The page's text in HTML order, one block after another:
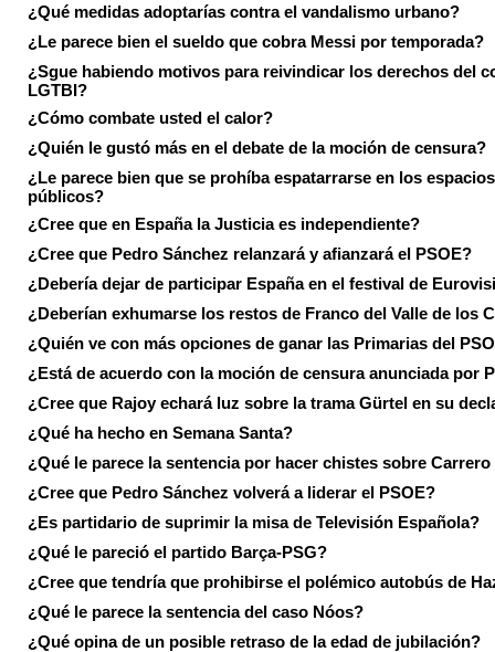
¿Qué medidas adoptarías contra el vandalismo urbano?
¿Le parece bien el sueldo que cobra Messi por temporada?
¿Sgue habiendo motivos para reivindicar los derechos del
LGTBI?
¿Cómo combate usted el calor?
¿Quién le gustó más en el debate de la moción de censura?
¿Le parece bien que se prohíba espatarrarse en los espacios
públicos?
¿Cree que en España la Justicia es independiente?
¿Cree que Pedro Sánchez relanzará y afianzará el PSOE?
¿Debería dejar de participar España en el festival de
¿Deberían exhumarse los restos de Franco del Valle de los
¿Quién ve con más opciones de ganar las Primarias del
¿Está de acuerdo con la moción de censura anunciada por
¿Cree que Rajoy echará luz sobre la trama Gürtel en su
¿Qué ha hecho en Semana Santa?
¿Qué le parece la sentencia por hacer chistes sobre
¿Cree que Pedro Sánchez volverá a liderar el PSOE?
¿Es partidario de suprimir la misa de Televisión Española?
¿Qué le pareció el partido Barça-PSG?
¿Cree que tendría que prohibirse el polémico autobús de
¿Qué le parece la sentencia del caso Nóos?
¿Qué opina de un posible retraso de la edad de jubilación?